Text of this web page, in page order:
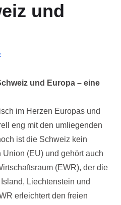
und
und Europa – eine
im Herzen Europas und
eng mit den umliegenden
ist die Schweiz kein
(EU) und gehört auch
(EWR), der die
Liechtenstein und
erleichtert den freien